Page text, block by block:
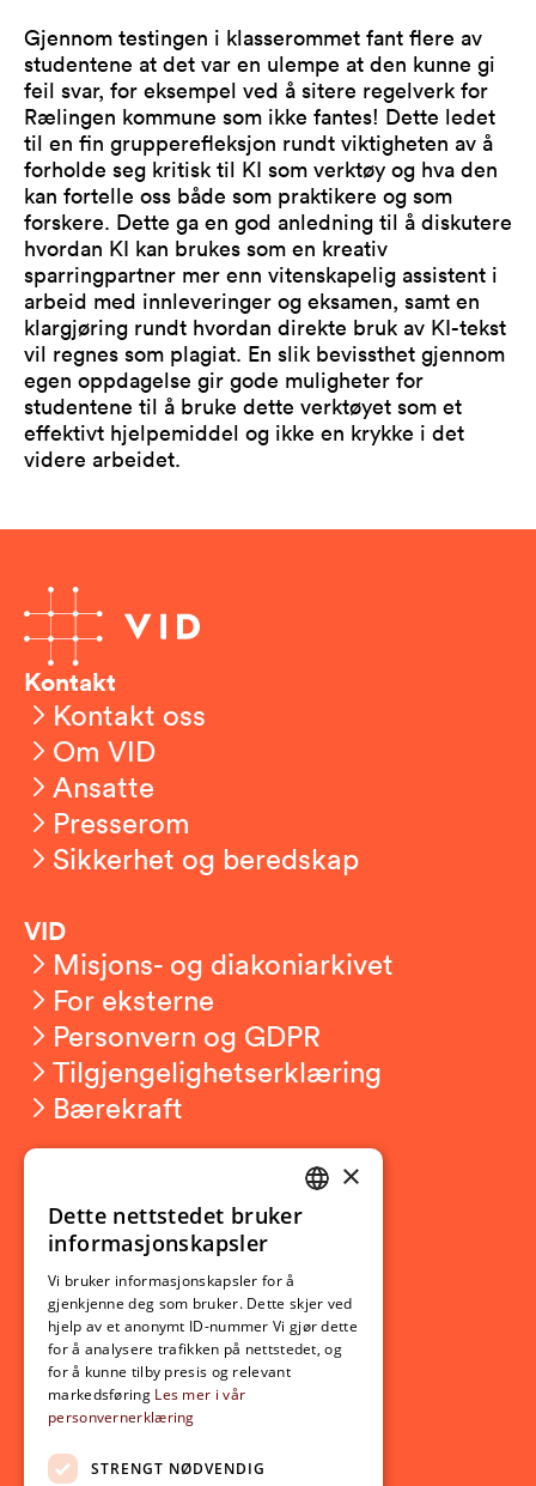
Gjennom testingen i klasserommet fant flere av
studentene at det var en ulempe at den kunne gi
feil svar, for eksempel ved å sitere regelverk for
Rælingen kommune som ikke fantes! Dette ledet
til en fin grupperefleksjon rundt viktigheten av å
forholde seg kritisk til KI som verktøy og hva den
kan fortelle oss både som praktikere og som
forskere. Dette ga en god anledning til å diskutere
hvordan KI kan brukes som en kreativ
sparringpartner mer enn vitenskapelig assistent i
arbeid med innleveringer og eksamen, samt en
klargjøring rundt hvordan direkte bruk av KI-tekst
vil regnes som plagiat. En slik bevissthet gjennom
egen oppdagelse gir gode muligheter for
studentene til å bruke dette verktøyet som et
effektivt hjelpemiddel og ikke en krykke i det
videre arbeidet.
Kontakt
Kontakt oss
Om VID
Ansatte
Presserom
Sikkerhet og beredskap
VID
Misjons- og diakoniarkivet
For eksterne
Personvern og GDPR
Tilgjengelighetserklæring
Bærekraft
Ny student
Utveksling
Opptak
Lov- og regelverk
Aktuelt
Nyheter
Arrangementer
NORWEGIAN
×
Dette nettstedet bruker
informasjonskapsler
Vi bruker informasjonskapsler for å
gjenkjenne deg som bruker. Dette skjer ved
hjelp av et anonymt ID-nummer Vi gjør dette
for å analysere trafikken på nettstedet, og
for å kunne tilby presis og relevant
markedsføring Les mer i vår
personvernerklæring
STRENGT NØDVENDIG